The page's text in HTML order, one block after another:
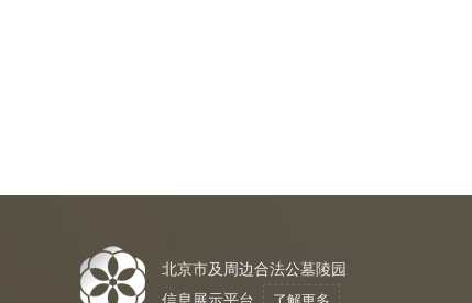
北京市及周边合法公墓陵园
信息展示平台